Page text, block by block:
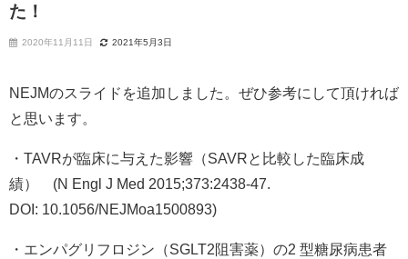
た！
2020年11月11日 2021年5月3日
NEJMのスライドを追加しました。ぜひ参考にして頂ければ
と思います。
・TAVRが臨床に与えた影響（SAVRと比較した臨床成
績） (N Engl J Med 2015;373:2438-47.
DOI: 10.1056/NEJMoa1500893)
・エンパグリフロジン（SGLT2阻害薬）の2 型糖尿病患者